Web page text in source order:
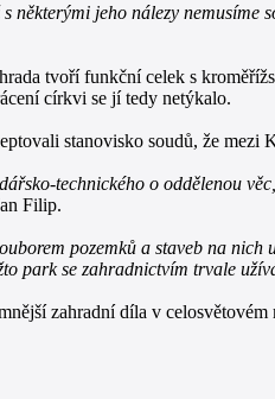
některými jeho nálezy nemusíme
tvoří funkční celek s
církvi se jí tedy netýkalo.
stanovisko soudů, že
technického o oddělenou
Filip.
pozemků a staveb na
park se zahradnictvím trvale
zahradní díla v